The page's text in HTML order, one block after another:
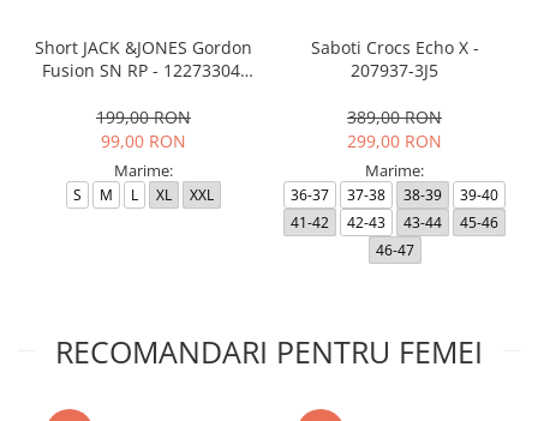
Short JACK &JONES Gordon
Fusion SN RP - 12273304-
199,00 RON
99,00 RON
Marime:
S M L XL XXL
Saboti Crocs Echo X -
207937-3J5
389,00 RON
299,00 RON
Marime:
36-37 37-38 38-39
39-40
41-42
42-43 43-44
45-46
46-47
RECOMANDARI PENTRU FEMEI